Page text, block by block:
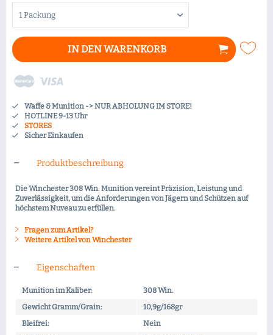
IN DENWARENKORB
Waffe & Munition -> NUR ABHOLUNG IM STORE!
HOTLINE 9-13 Uhr
STORES
Sicher Einkaufen
Produktbeschreibung
Die Winchester 308 Win. Munition vereint Präzision, Leistung und
Zuverlässigkeit, um die Anforderungen von Jägern und Schützen auf
höchstem Nuveau zu erfüllen.
Fragen zum Artikel?
Weitere Artikel von Winchester
Eigenschaften
Munition im Kaliber:
308 Win.
Gewicht Gramm/Grain:
10,9g/168gr
Bleifrei:
Nein